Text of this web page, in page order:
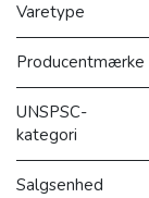
Varetype
Producentmærke
UNSPSC-
kategori
Salgsenhed